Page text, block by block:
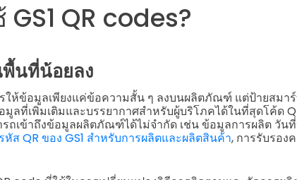
QR codes?
นที่น้อยลง
ให้ข้อมูลเพียงแค่ข้อความสั้น ๆ ลงบนผลิตภัณฑ์ แต่ป้ายสมา
ลที่เพิ่มเติมและบรรยากาศสำหรับผู้บริโภคได้ในที่สุดโค้ด
ถเข้าถึงข้อมูลผลิตภัณฑ์ได้ไม่จำกัด เช่น ข้อมูลการผลิต วัน
รหัส QR ของ GS1 สำหรับการผลิตและผลิตสินค้า, การรับรอง